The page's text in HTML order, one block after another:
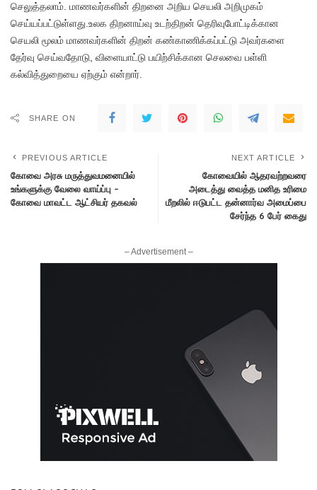
செலுத்தலாம். மாணவர்களின் திறனை அறிய செயலி அறிமுகம்
செய்யப்பட்டுள்ளது.உலக திறனாய்வு உடற்திறன் தெரிவுபோட்டிக்கான
செயலி மூலம் மாணவர்களின் திறன் கண்காணிக்கப்பட்டு அவர்களை
தேர்வு செய்வதோடு, விளையாட்டு பயிற்சிக்கான செலவை பள்ளி
கல்வித்துறையை ஏற்கும் என்றார்.
SHARE ON
PREVIOUS ARTICLE
கோவை அரசு மருத்துவமனையில்
உங்களுக்கு வேலை வாய்ப்பு –
கோவை மாவட்ட ஆட்சியர் தகவல்
NEXT ARTICLE
கோவையில் ஆதரவற்றவரை
அடைத்து வைத்த மனித உரிமை
மீறலில் ஈடுபட்ட தன்னார்வ அமைப்பை
சேர்ந்த 6 பேர் கைது
– Advertisement –